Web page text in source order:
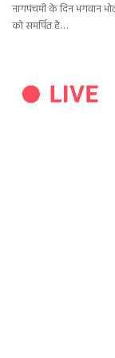
नागपंचमी के दिन भगवान
को समर्पित है…